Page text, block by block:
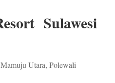
Sulawesi
Utara, Polewali